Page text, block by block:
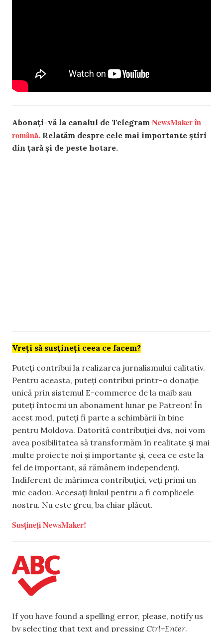
Abonați-vă la canalul de Telegram NewsMaker în
română. Relatăm despre cele mai importante știri
din țară și de peste hotare.
Vreți să susțineți ceea ce facem?
Puteți contribui la realizarea jurnalismului calitativ.
Pentru aceasta, puteți contribui printr-o donație
unică prin sistemul E-commerce de la maib sau
puteți întocmi un abonament lunar pe Patreon! În
acest mod, puteți fi parte a schimbării în bine
pentru Moldova. Datorită contribuției dvs, noi vom
avea posibilitatea să transformăm în realitate și mai
multe proiecte noi și importante și, ceea ce este la
fel de important, să rămânem independenți.
Indiferent de mărimea contribuției, veți primi un
mic cadou. Accesați linkul pentru a fi complicele
nostru. Nu este greu, ba chiar plăcut.
Susțineți NewsMaker!
If you have found a spelling error, please, notify us
by selecting that text and pressing Ctrl+Enter.